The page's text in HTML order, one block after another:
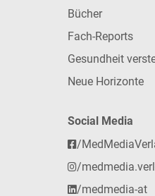
Bücher
Fach-Reports
Gesundheit
Neue Horizonte
Social Media
/
/
/medmedia-at